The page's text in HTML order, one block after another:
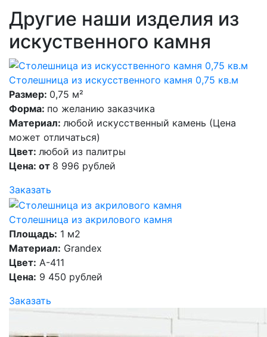
Другие наши изделия из
искуственного камня
Столешница из искусственного камня 0,75 кв.м
Размер: 0,75 м²
Форма: по желанию заказчика
Материал: любой искусственный камень (Цена
может отличаться)
Цвет: любой из палитры
Цена: от 8 996 рублей
Заказать
Столешница из акрилового камня
Площадь: 1 м2
Материал: Grandex
Цвет: A-411
Цена: 9 450 рублей
Заказать